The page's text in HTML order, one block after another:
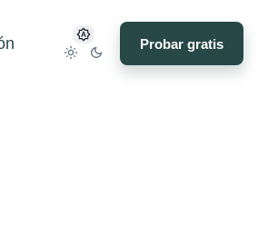
Probar gratis